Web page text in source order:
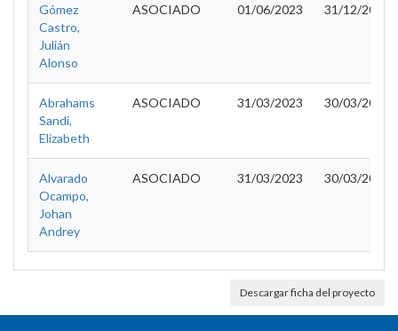
Gómez
Castro,
Julián
Alonso
ASOCIADO 01/06/2023 31/12/2023
Abrahams
Sandi,
Elizabeth
ASOCIADO 31/03/2023 30/03/2026
Alvarado
Ocampo,
Johan
Andrey
ASOCIADO 31/03/2023 30/03/2025
Descargar ficha del proyecto